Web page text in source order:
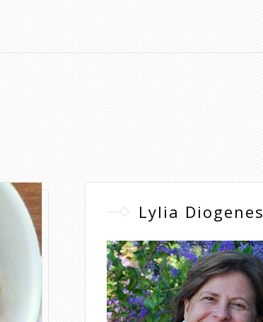
Lylia Diogenes